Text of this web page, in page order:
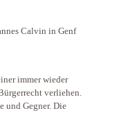
Calvin in Genf
immer wieder
verliehen.
und Gegner. Die